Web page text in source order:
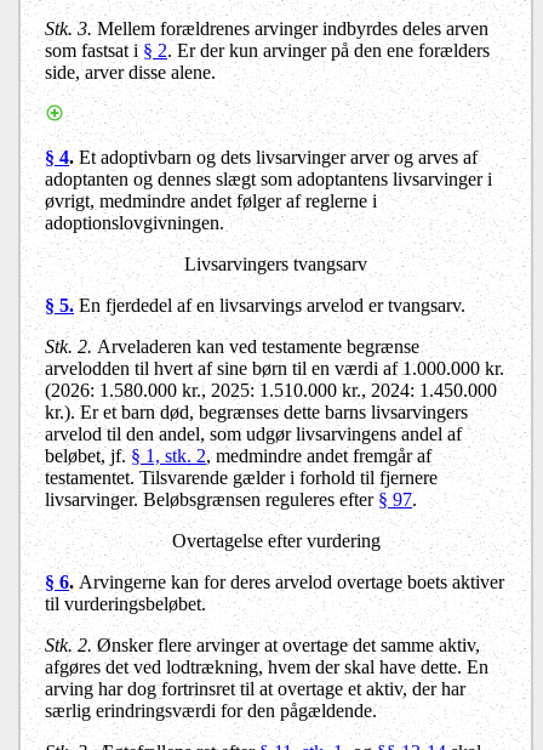
Stk. 3. Mellem forældrenes arvinger indbyrdes deles arven
som fastsat i§ 2. Er der kun arvinger på den ene forælders
side, arver disse alene.
§ 4. Et adoptivbarn og dets livsarvinger arver og arves af
adoptanten og dennes slægt som adoptantens livsarvinger i
øvrigt, medmindre andet følger af reglerne i
adoptionslovgivningen.
Livsarvingers tvangsarv
§ 5. En fjerdedel af en livsarvings arvelod er tvangsarv.
Stk. 2. Arveladeren kan ved testamente begrænse
arvelodden til hvert af sine børn til en værdi af 1.000.000 kr.
(2026: 1.580.000 kr., 2025: 1.510.000 kr., 2024: 1.450.000
kr.). Er et barn død, begrænses dette barns livsarvingers
arvelod til den andel, som udgør livsarvingens andel af
beløbet, jf.§ 1, stk. 2, medmindre andet fremgår af
testamentet. Tilsvarende gælder i forhold til fjernere
livsarvinger. Beløbsgrænsen reguleres efter§ 97.
Overtagelse efter vurdering
§ 6. Arvingerne kan for deres arvelod overtage boets aktiver
til vurderingsbeløbet.
Stk. 2. Ønsker flere arvinger at overtage det samme aktiv,
afgøres det ved lodtrækning, hvem der skal have dette. En
arving har dog fortrinsret til at overtage et aktiv, der har
særlig erindringsværdi for den pågældende.